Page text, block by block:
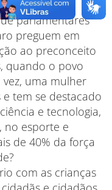
parlamentares
preguem em
ao preconceito
quando o povo
uma mulher
tem se destacado
e tecnologia,
no esporte e
de 40% da força
com as crianças